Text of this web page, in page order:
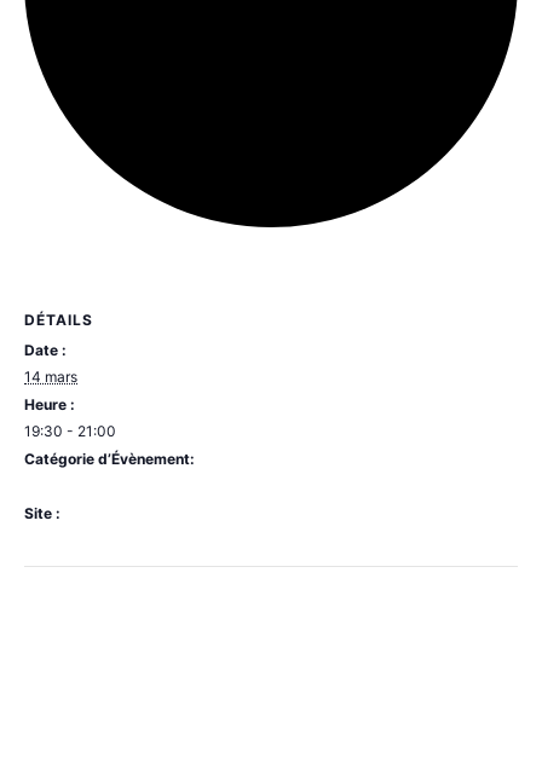
DÉTAILS
Date :
14 mars
Heure :
19:30 - 21:00
Catégorie d’Évènement:
Site :